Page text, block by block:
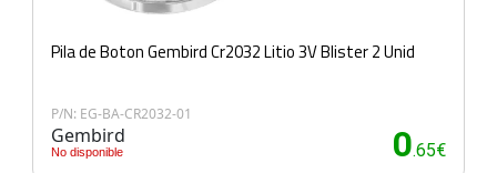
Pila de Boton Gembird Cr2032 Litio 3V Blister 2 Unid
P/N: EG-BA-CR2032-01
Gembird
No disponible 0.65€